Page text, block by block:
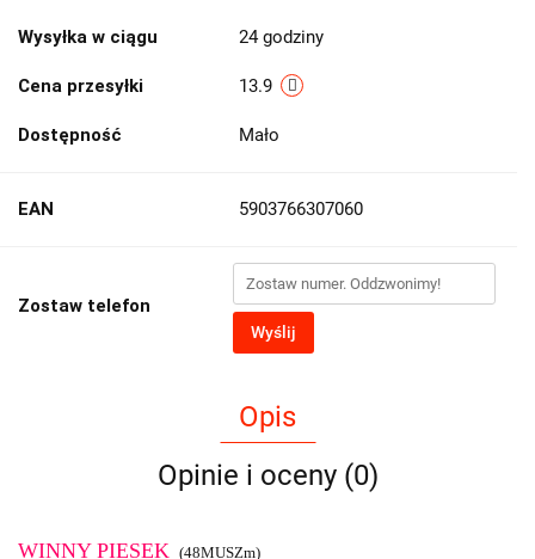
Wysyłka w ciągu 24 godziny
Cena przesyłki 13.9
Dostępność Mało
EAN 5903766307060
Zostaw telefon
Wyślij
Opis
Opinie i oceny (0)
WINNY PIESEK (48MUSZm)